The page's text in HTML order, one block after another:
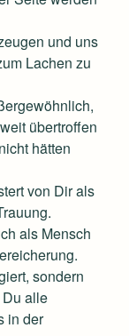
und uns
Lachen zu
übertroffen
hätten
von Dir als
als Mensch
sondern
alle
in der